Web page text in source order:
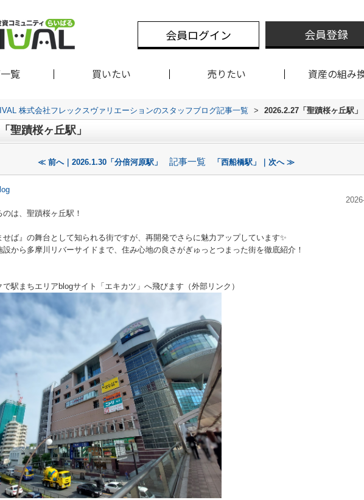
会員ログイン 会員登録
覧 買いたい 売りたい 資産の組み
株式会社フレックスヴァリエーションのスタッフブログ記事一覧 > 2026.2.27「聖蹟桜ヶ丘駅」
聖蹟桜ヶ丘駅」
≪ 前へ｜2026.1.30「分倍河原駅」 記事一覧 「西船橋駅」｜次へ ≫
は、 聖蹟桜ヶ丘駅！
せば』の舞台として知られる街ですが、再開発でさらに魅力アップしています✨
から多摩川リバーサイドまで、住み心地の良さがぎゅっとつまった街を徹底紹介！
駅まちエリアblogサイト「エキカツ」へ飛びます（外部リンク）